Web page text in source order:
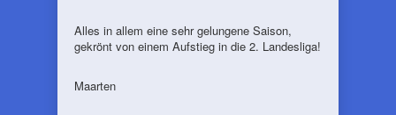
Alles in allem eine sehr gelungene Saison,
gekrönt von einem Aufstieg in die 2. Landesliga!
Maarten